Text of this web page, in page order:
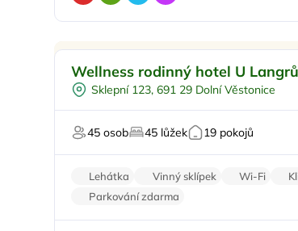
Polopenze
Vířivka
Pro milovníky vína
Wellness rodinný hotel U Langrů
Sklepní 123, 691 29 Dolní Věstonice
45 osob 45 lůžek 19 pokojů
Lehátka Vinný sklípek Wi-Fi
Parkování zdarma